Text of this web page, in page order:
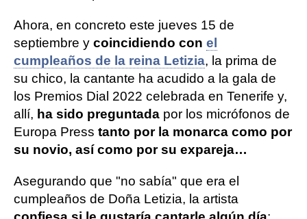
Ahora, en concreto este jueves 15 de
septiembre y coincidiendo con el
cumpleaños de la reina Letizia, la prima de
su chico, la cantante ha acudido a la gala de
los Premios Dial 2022 celebrada en Tenerife y,
allí, ha sido preguntada por los micrófonos de
Europa Press tanto por la monarca como por
su novio, así como por su expareja…
Asegurando que "no sabía" que era el
cumpleaños de Doña Letizia, la artista